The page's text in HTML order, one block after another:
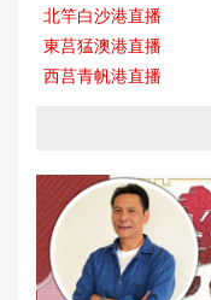
北竿白沙港直播
東莒猛澳港直播
西莒青帆港直播